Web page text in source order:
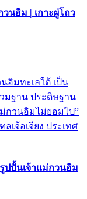
นอิม | เกาะผู่โถว
อิมทะเลใต้ เป็น
มฐาน ประดิษฐาน
กวนอิมไม่ยอมไป”
เจ้อเจียง ประเทศ
ปปั้นเจ้าแม่กวนอิม